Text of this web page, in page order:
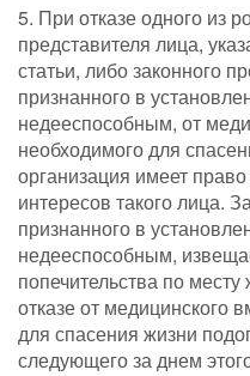
5. При отказе одного из
представителя лица,
статьи, либо законного
признанного в
недееспособным, от
необходимого для
организация имеет
интересов такого лица.
признанного в
недееспособным,
попечительства по
отказе от медицинского
для спасения жизни
следующего за днем